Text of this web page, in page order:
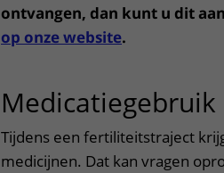
ontvangen, dan kunt u dit
op onze website.
Medicatiegebruik
Tijdens een fertiliteitstraject
medicijnen. Dat kan vragen